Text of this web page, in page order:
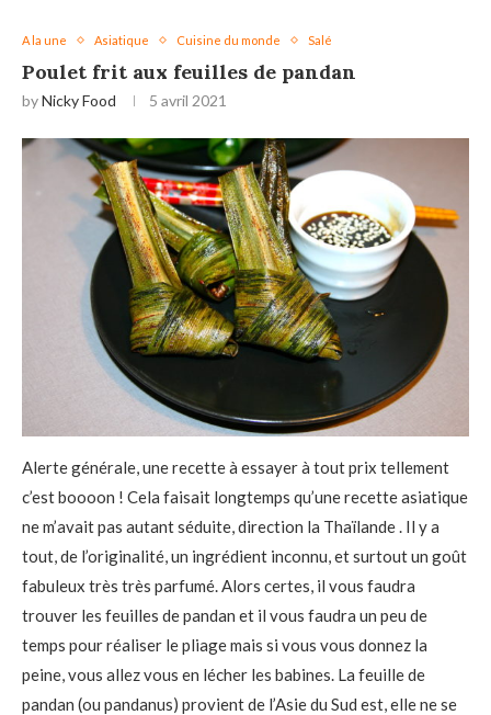
A la une Asiatique Cuisine du monde Salé
Poulet frit aux feuilles de pandan
byNicky Food 5 avril 2021
Alerte générale, une recette à essayer à tout prix tellement
c’est boooon ! Cela faisait longtemps qu’une recette asiatique
ne m’avait pas autant séduite, direction la Thaïlande . Il y a
tout, de l’originalité, un ingrédient inconnu, et surtout un goût
fabuleux très très parfumé. Alors certes, il vous faudra
trouver les feuilles de pandan et il vous faudra un peu de
temps pour réaliser le pliage mais si vous vous donnez la
peine, vous allez vous en lécher les babines. La feuille de
pandan (ou pandanus) provient de l’Asie du Sud est, elle ne se